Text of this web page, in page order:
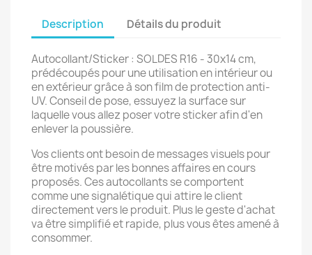
Description Détails du produit
Autocollant/Sticker : SOLDES R16 - 30x14 cm,
prédécoupés pour une utilisation en intérieur ou
en extérieur grâce à son film de protection anti-
UV. Conseil de pose, essuyez la surface sur
laquelle vous allez poser votre sticker afin d'en
enlever la poussière.
Vos clients ont besoin de messages visuels pour
être motivés par les bonnes affaires en cours
proposés. Ces autocollants se comportent
comme une signalétique qui attire le client
directement vers le produit. Plus le geste d'achat
va être simplifié et rapide, plus vous êtes amené à
consommer.